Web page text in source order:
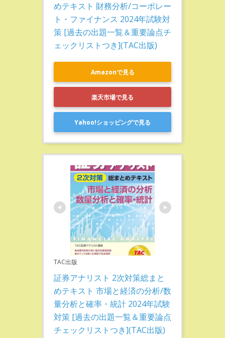
めテキスト 財務分析/コーポレー
ト・ファイナンス 2024年試験対
策 [過去の出題一覧＆重要論点チ
ェックリストつき](TAC出版)
Amazonで見る
楽天市場で見る
Yahoo!ショッピングで見る
TAC出版
証券アナリスト 2次対策総まと
めテキスト 市場と経済の分析/数
量分析と確率・統計 2024年試験
対策 [過去の出題一覧＆重要論点
チェックリストつき](TAC出版)